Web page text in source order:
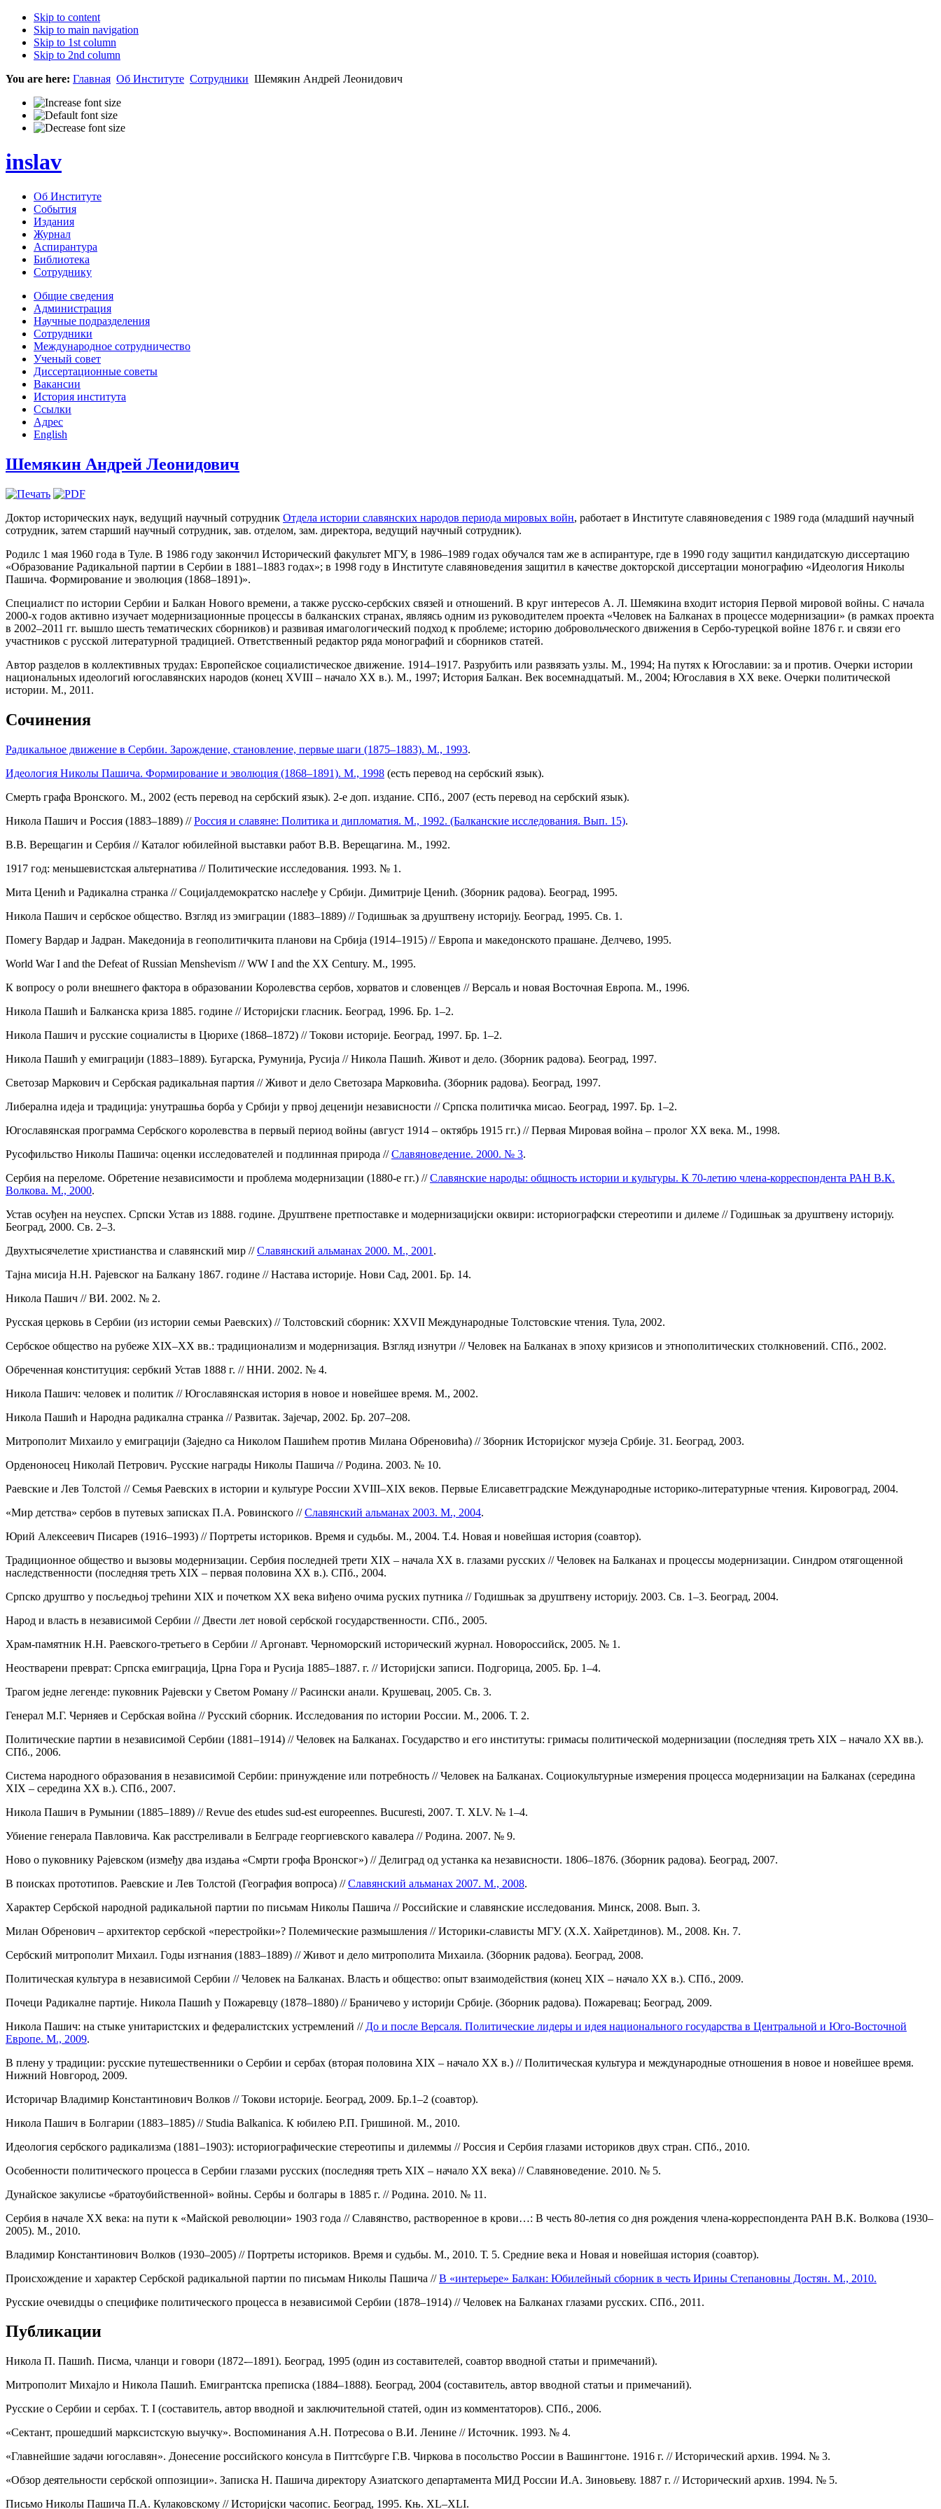
Skip to content
Skip to main navigation
Skip to 1st column
Skip to 2nd column
You are here: Главная Об Институте Сотрудники Шемякин Андрей Леонидович
inslav
Об Институте
События
Издания
Журнал
Аспирантура
Библиотека
Сотруднику
Общие сведения
Администрация
Научные подразделения
Сотрудники
Международное сотрудничество
Ученый совет
Диссертационные советы
Вакансии
История института
Ссылки
Адрес
English
Шемякин Андрей Леонидович
Доктор исторических наук, ведущий научный сотрудник Отдела истории славянских народов периода мировых войн, работает в Институте славяноведения с 1989 года (младший научный
сотрудник, затем старший научный сотрудник, зав. отделом, зам. директора, ведущий научный сотрудник).
Родилс 1 мая 1960 года в Туле. В 1986 году закончил Исторический факультет МГУ, в 1986–1989 годах обучался там же в аспирантуре, где в 1990 году защитил кандидатскую диссертацию
«Образование Радикальной партии в Сербии в 1881–1883 годах»; в 1998 году в Институте славяноведения защитил в качестве докторской диссертации монографию «Идеология Николы
Пашича. Формирование и эволюция (1868–1891)».
Специалист по истории Сербии и Балкан Нового времени, а также русско-сербских связей и отношений. В круг интересов А. Л. Шемякина входит история Первой мировой войны. C начала
2000-х годов активно изучает модернизационные процессы в балканских странах, являясь одним из руководителем проекта «Человек на Балканах в процессе модернизации» (в рамках проекта
в 2002–2011 гг. вышло шесть тематических сборников) и развивая имагологический подход к проблеме; историю добровольческого движения в Сербо-турецкой войне 1876 г. и связи его
участников с русской литературной традицией. Ответственный редактор ряда монографий и сборников статей.
Автор разделов в коллективных трудах: Европейское социалистическое движение. 1914–1917. Разрубить или развязать узлы. М., 1994; На путях к Югославии: за и против. Очерки истории
национальных идеологий югославянских народов (конец XVIII – начало XX в.). М., 1997; История Балкан. Век восемнадцатый. М., 2004; Югославия в XX веке. Очерки политической
истории. М., 2011.
Сочинения
Радикальное движение в Сербии. Зарождение, становление, первые шаги (1875–1883). М., 1993.
Идеология Николы Пашича. Формирование и эволюция (1868–1891). М., 1998 (есть перевод на сербский язык).
Смерть графа Вронского. М., 2002 (есть перевод на сербский язык). 2-е доп. издание. СПб., 2007 (есть перевод на сербский язык).
Никола Пашич и Россия (1883–1889) //Россия и славяне: Политика и дипломатия. М., 1992. (Балканские исследования. Вып. 15).
В.В. Верещагин и Сербия // Каталог юбилейной выставки работ В.В. Верещагина. М., 1992.
1917 год: меньшевистская альтернатива // Политические исследования. 1993. № 1.
Мита Ценић и Радикална странка // Социjалдемократско наслеђе у Србиjи. Димитриjе Ценић. (Зборник радова). Београд, 1995.
Никола Пашич и сербское общество. Взгляд из эмиграции (1883–1889) // Годишњак за друштвену историjу. Београд, 1995. Св. 1.
Помегу Вардар и Jадран. Македониjа в геополитичкита планови на Србиjа (1914–1915) // Европа и македонското прашане. Делчево, 1995.
World War I and the Defeat of Russian Menshevism // WW I and the XX Century. M., 1995.
К вопросу о роли внешнего фактора в образовании Королевства сербов, хорватов и словенцев // Версаль и новая Восточная Европа. М., 1996.
Никола Пашић и Балканска криза 1885. године // Историjски гласник. Београд, 1996. Бр. 1–2.
Никола Пашич и русские социалисты в Цюрихе (1868–1872) // Токови историjе. Београд, 1997. Бр. 1–2.
Никола Пашић у емиграциjи (1883–1889). Бугарска, Румуниjа, Русиjа // Никола Пашић. Живот и дело. (Зборник радова). Београд, 1997.
Светозар Маркович и Сербская радикальная партия // Живот и дело Светозара Марковића. (Зборник радова). Београд, 1997.
Либерална идеjа и традициjа: унутрашња борба у Србиjи у првоj децениjи независности // Српска политичка мисао. Београд, 1997. Бр. 1–2.
Югославянская программа Сербского королевства в первый период войны (август 1914 – октябрь 1915 гг.) // Первая Мировая война – пролог XX века. М., 1998.
Русофильство Николы Пашича: оценки исследователей и подлинная природа //Славяноведение. 2000. № 3.
Сербия на переломе. Обретение независимости и проблема модернизации (1880-е гг.) //Славянские народы: общность истории и культуры. К 70-летию члена-корреспондента РАН В.К.
Волкова. М., 2000.
Устав осуђен на неуспех. Српски Устав из 1888. године. Друштвене претпоставке и модернизацијски оквири: историографски стереотипи и дилеме // Годишњак за друштвену историју.
Београд, 2000. Св. 2–3.
Двухтысячелетие христианства и славянский мир //Славянский альманах 2000. М., 2001 .
Тајна мисија Н.Н. Рајевског на Балкану 1867. године // Настава историје. Нови Сад, 2001. Бр. 14.
Никола Пашич // ВИ. 2002. № 2.
Русская церковь в Сербии (из истории семьи Раевских) // Толстовский сборник: XXVII Международные Толстовские чтения. Тула, 2002.
Сербское общество на рубеже XIX–XX вв.: традиционализм и модернизация. Взгляд изнутри // Человек на Балканах в эпоху кризисов и этнополитических столкновений. СПб., 2002.
Обреченная конституция: сербкий Устав 1888 г. // ННИ. 2002. № 4.
Никола Пашич: человек и политик // Югославянская история в новое и новейшее время. М., 2002.
Никола Пашић и Народна радикална странка // Развитак. Зајечар, 2002. Бр. 207–208.
Митрополит Михаило у емиграцији (Заједно са Николом Пашићем против Милана Обреновића) // Зборник Историјског музеја Србије. 31. Београд, 2003.
Орденоносец Николай Петрович. Русские награды Николы Пашича // Родина. 2003. № 10.
Раевские и Лев Толстой // Семья Раевских в истории и культуре России XVIII–XIX веков. Первые Елисаветградские Международные историко-литературные чтения. Кировоград, 2004.
«Мир детства» сербов в путевых записках П.А. Ровинского //Славянский альманах 2003. М., 2004.
Юрий Алексеевич Писарев (1916–1993) // Портреты историков. Время и судьбы. М., 2004. Т.4. Новая и новейшая история (соавтор).
Традиционное общество и вызовы модернизации. Сербия последней трети XIX – начала XX в. глазами русских // Человек на Балканах и процессы модернизации. Синдром отягощенной
наследственности (последняя треть XIX – первая половина XX в.). СПб., 2004.
Српско друштво у посљедњој трећини XIX и почетком XX века виђено очима руских путника // Годишњак за друштвену историју. 2003. Св. 1–3. Београд, 2004.
Народ и власть в независимой Сербии // Двести лет новой сербской государственности. СПб., 2005.
Храм-памятник Н.Н. Раевского-третьего в Сербии // Аргонавт. Черноморский исторический журнал. Новороссийск, 2005. № 1.
Неостварени преврат: Српска емиграција, Црна Гора и Русија 1885–1887. г. // Историјски записи. Подгорица, 2005. Бр. 1–4.
Трагом једне легенде: пуковник Рајевски у Светом Роману // Расински анали. Крушевац, 2005. Св. 3.
Генерал М.Г. Черняев и Сербская война // Русский сборник. Исследования по истории России. М., 2006. Т. 2.
Политические партии в независимой Сербии (1881–1914) // Человек на Балканах. Государство и его институты: гримасы политической модернизации (последняя треть XIX – начало XX вв.).
СПб., 2006.
Система народного образования в независимой Сербии: принуждение или потребность // Человек на Балканах. Социокультурные измерения процесса модернизации на Балканах (середина
XIX – середина XX в.). СПб., 2007.
Никола Пашич в Румынии (1885–1889) // Revue des etudes sud-est europeennes. Bucuresti, 2007. T. XLV. № 1–4.
Убиение генерала Павловича. Как расстреливали в Белграде георгиевского кавалера // Родина. 2007. № 9.
Ново о пуковнику Рајевском (између два издања «Смрти грофа Вронског») // Делиград од устанка ка независности. 1806–1876. (Зборник радова). Београд, 2007.
В поисках прототипов. Раевские и Лев Толстой (География вопроса) //Славянский альманах 2007. М., 2008.
Характер Сербской народной радикальной партии по письмам Николы Пашича // Российские и славянские исследования. Минск, 2008. Вып. 3.
Милан Обренович – архитектор сербской «перестройки»? Полемические размышления // Историки-слависты МГУ. (Х.Х. Хайретдинов). М., 2008. Кн. 7.
Сербский митрополит Михаил. Годы изгнания (1883–1889) // Живот и дело митрополита Михаила. (Зборник радова). Београд, 2008.
Политическая культура в независимой Сербии // Человек на Балканах. Власть и общество: опыт взаимодействия (конец XIX – начало XX в.). СПб., 2009.
Почеци Радикалне партиjе. Никола Пашић у Пожаревцу (1878–1880) // Браничево у историjи Србиjе. (Зборник радова). Пожаревац; Београд, 2009.
Никола Пашич: на стыке унитаристских и федералистских устремлений // До и после Версаля. Политические лидеры и идея национального государства в Центральной и Юго-Восточной
Европе. М., 2009.
В плену у традиции: русские путешественники о Сербии и сербах (вторая половина XIX – начало XX в.) // Политическая культура и международные отношения в новое и новейшее время.
Нижний Новгород, 2009.
Историчар Владимир Константинович Волков // Токови историје. Београд, 2009. Бр.1–2 (соавтор).
Никола Пашич в Болгарии (1883–1885) // Studia Balkanica. К юбилею Р.П. Гришиной. М., 2010.
Идеология сербского радикализма (1881–1903): историографические стереотипы и дилеммы // Россия и Сербия глазами историков двух стран. СПб., 2010.
Особенности политического процесса в Сербии глазами русских (последняя треть XIX – начало XX века) // Славяноведение. 2010. № 5.
Дунайское закулисье «братоубийственной» войны. Сербы и болгары в 1885 г. // Родина. 2010. № 11.
Сербия в начале XX века: на пути к «Майской революции» 1903 года // Славянство, растворенное в крови…: В честь 80-летия со дня рождения члена-корреспондента РАН В.К. Волкова (1930–
2005). М., 2010.
Владимир Константинович Волков (1930–2005) // Портреты историков. Время и судьбы. М., 2010. Т. 5. Средние века и Новая и новейшая история (соавтор).
Происхождение и характер Сербской радикальной партии по письмам Николы Пашича //В «интерьере» Балкан: Юбилейный сборник в честь Ирины Степановны Достян. М., 2010.
Русские очевидцы о специфике политического процесса в независимой Сербии (1878–1914) // Человек на Балканах глазами русских. СПб., 2011.
Публикации
Никола П. Пашић. Писма, чланци и говори (1872-–1891). Београд, 1995 (один из составителей, соавтор вводной статьи и примечаний).
Митрополит Михајло и Никола Пашић. Емигрантска преписка (1884–1888). Београд, 2004 (составитель, автор вводной статьи и примечаний).
Русские о Сербии и сербах. Т. I (составитель, автор вводной и заключительной статей, один из комментаторов). СПб., 2006.
«Сектант, прошедший марксистскую выучку». Воспоминания А.Н. Потресова о В.И. Ленине // Источник. 1993. № 4.
«Главнейшие задачи югославян». Донесение российского консула в Питтсбурге Г.В. Чиркова в посольство России в Вашингтоне. 1916 г. // Исторический архив. 1994. № 3.
«Обзор деятельности сербской оппозиции». Записка Н. Пашича директору Азиатского департамента МИД России И.А. Зиновьеву. 1887 г. // Исторический архив. 1994. № 5.
Письмо Николы Пашича П.А. Кулаковскому // Историjски часопис. Београд, 1995. Књ. XL–XLI.